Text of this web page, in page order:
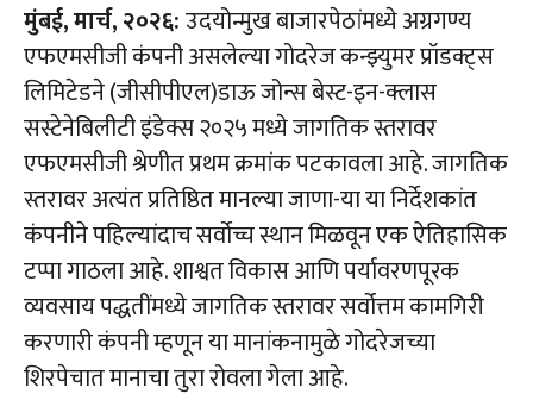
मुंबई,मार्च,२०२६:उदयोन्मुख बाजारपेठांमध्ये अग्रगण्य
एफएमसीजी कंपनी असलेल्या गोदरेज कन्झ्युमर प्रॉडक्ट्स
लिमिटेडने (जीसीपीएल)डाऊ जोन्स बेस्ट-इन-क्लास
सस्टेनेबिलीटी इंडेक्स २०२५ मध्ये जागतिक स्तरावर
एफएमसीजी श्रेणीत प्रथम क्रमांक पटकावला आहे. जागतिक
स्तरावर अत्यंत प्रतिष्ठित मानल्या जाणा-या या निर्देशकांत
कंपनीने पहिल्यांदाच सर्वोच्च स्थान मिळवून एक ऐतिहासिक
टप्पा गाठला आहे. शाश्वत विकास आणि पर्यावरणपूरक
व्यवसाय पद्धतींमध्ये जागतिक स्तरावर सर्वोत्तम कामगिरी
करणारी कंपनी म्हणून या मानांकनामुळे गोदरेजच्या
शिरपेचात मानाचा तुरा रोवला गेला आहे.